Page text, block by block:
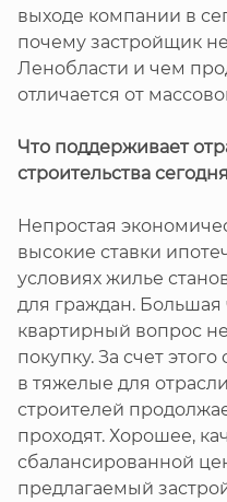
выходе компании в
почему застройщик
Ленобласти и чем
отличается от
Что поддерживает
строительства
Непростая
высокие ставки
условиях жилье
для граждан. Большая
квартирный вопрос
покупку. За счет
в тяжелые для
строителей
проходят. Хорошее,
сбалансированной
предлагаемый